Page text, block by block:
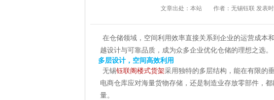
文章出处：本站 作者：无锡钰联 发表
在仓储领域，空间利用效率直接关系到企业的运营成本
越设计与可靠品质，成为众多企业优化仓储的理想之选。
多层设计，空间高效利用
无锡钰联阁楼式货架采用独特的多层结构，能在有限的
电商仓库应对海量货物存储，还是制造业存放零部件，
量。